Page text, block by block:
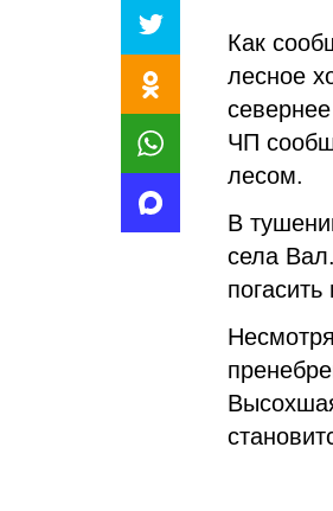
Как
лесное
ЧП
лесом.
В
села